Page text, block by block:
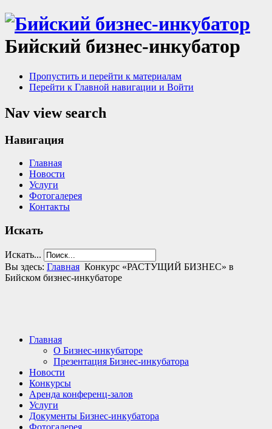
Бийский бизнес-инкубатор
Пропустить и перейти к материалам
Перейти к Главной навигации и Войти
Nav view search
Навигация
Главная
Новости
Услуги
Фотогалерея
Контакты
Искать
Искать...
Вы здесь: Главная Конкурс «РАСТУЩИЙ БИЗНЕС» в
Бийском бизнес-инкубаторе
Главная
О Бизнес-инкубаторе
Презентация Бизнес-инкубатора
Новости
Конкурсы
Аренда конференц-залов
Услуги
Документы Бизнес-инкубатора
Фотогалерея